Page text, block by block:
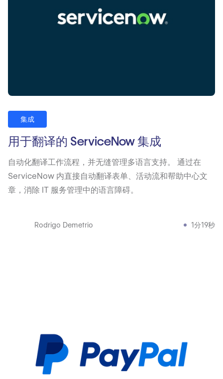
集成
用于翻译的 ServiceNow 集成
自动化翻译工作流程，并无缝管理多语言支持。 通过在
ServiceNow 内直接自动翻译表单、活动流和帮助中心文
章，消除 IT 服务管理中的语言障碍。
Rodrigo Demetrio 1分19秒